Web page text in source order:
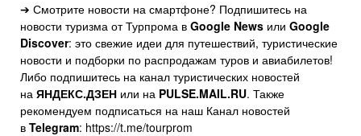
➔ Смотрите новости на смартфоне? Подпишитесь на
новости туризма от Турпрома в Google News или Google
Discover: это свежие идеи для путешествий, туристические
новости и подборки по распродажам туров и авиабилетов!
Либо подпишитесь на канал туристических новостей
на ЯНДЕКС.ДЗЕН или на PULSE.MAIL.RU. Также
рекомендуем подписаться на наш Канал новостей
в Telegram: https://t.me/tourprom